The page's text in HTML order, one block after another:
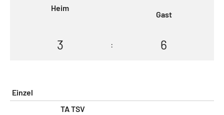
Heim
Gast
3 : 6
Einzel
TA TSV